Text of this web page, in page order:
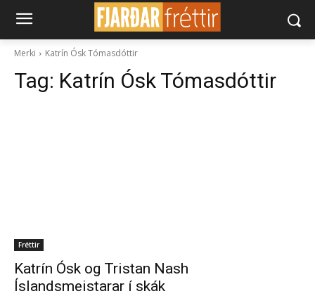
Merki Katrín Ósk Tómasdóttir
Tag: Katrín Ósk Tómasdóttir
Fréttir
Katrín Ósk og Tristan Nash
Íslandsmeistarar í skák